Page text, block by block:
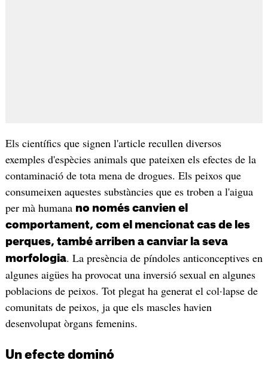
Els científics que signen l'article recullen diversos
exemples d'espècies animals que pateixen els efectes de la
contaminació de tota mena de drogues. Els peixos que
consumeixen aquestes substàncies que es troben a l'aigua
per mà humana no només canvien el
comportament, com el mencionat cas de les
perques, també arriben a canviar la seva
morfologia. La presència de píndoles anticonceptives en
algunes aigües ha provocat una inversió sexual en algunes
poblacions de peixos. Tot plegat ha generat el col·lapse de
comunitats de peixos, ja que els mascles havien
desenvolupat òrgans femenins.
Un efecte dominó